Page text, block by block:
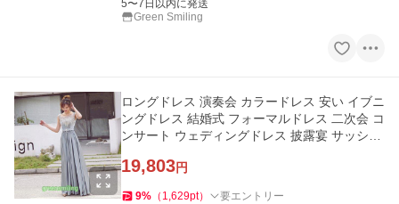
5〜7日以内に発送
Green Smiling
ロングドレス 演奏会 カラードレス 安い イブニ
ングドレス 結婚式 フォーマルドレス 二次会 コ
ンサート ウェディングドレス 披露宴 サッシュ
19,803円
9% （ 1,629pt） 要エントリー